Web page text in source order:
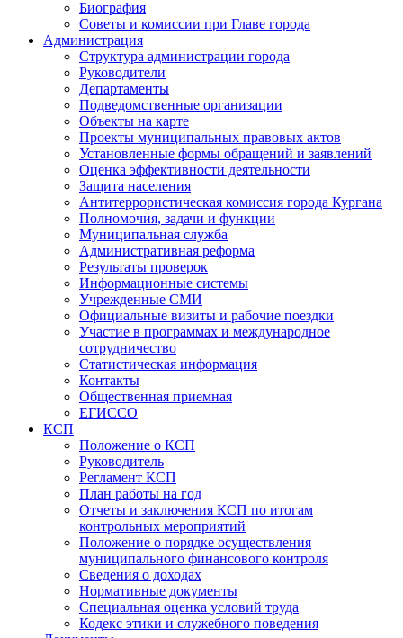
Биография
Советы и комиссии при Главе города
Администрация
Структура администрации города
Руководители
Департаменты
Подведомственные организации
Объекты на карте
Проекты муниципальных правовых актов
Установленные формы обращений и заявлений
Оценка эффективности деятельности
Защита населения
Антитеррористическая комиссия города Кургана
Полномочия, задачи и функции
Муниципальная служба
Административная реформа
Результаты проверок
Информационные системы
Учрежденные СМИ
Официальные визиты и рабочие поездки
Участие в программах и международное
сотрудничество
Статистическая информация
Контакты
Общественная приемная
ЕГИССО
КСП
Положение о КСП
Руководитель
Регламент КСП
План работы на год
Отчеты и заключения КСП по итогам
контрольных мероприятий
Положение о порядке осуществления
муниципального финансового контроля
Сведения о доходах
Нормативные документы
Специальная оценка условий труда
Кодекс этики и служебного поведения